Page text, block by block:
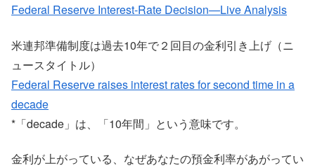
Federal Reserve Interest-Rate Decision—Live Analysis
米連邦準備制度は過去10年で２回目の金利引き上げ（ニ
ュースタイトル）
Federal Reserve raises interest rates for second time in a
decade
*「decade」は、「10年間」という意味です。
金利が上がっている、なぜあなたの預金利率があがってい